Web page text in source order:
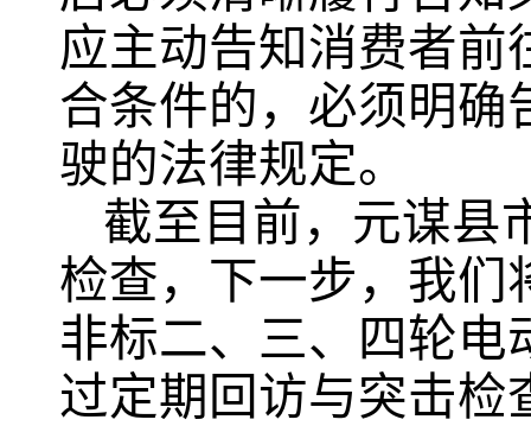
应主动告知消费者前
合条件的，必须明确
驶的法律规定。
截至目前，元谋县
检查，下一步，我们
非标二、三、四轮电
过定期回访与突击检